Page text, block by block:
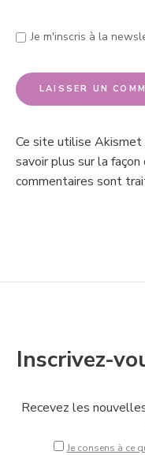
Je m'inscris à la
Ce site utilise Akismet
savoir plus sur la
commentaires sont
Inscrivez-
Recevez les
Je consens à ce